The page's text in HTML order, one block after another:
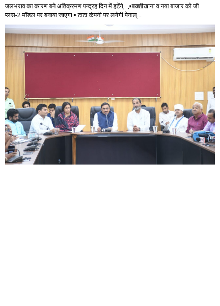
जलभराव का कारण बने अतिक्रमण पन्द्रह दिन में हटेंगे, ,▪️बख्शीखाना व नया बाजार को जी
प्लस-2 मॉडल पर बनाया जाएगा ▪️ टाटा कंपनी पर लगेगी पेनाल्...